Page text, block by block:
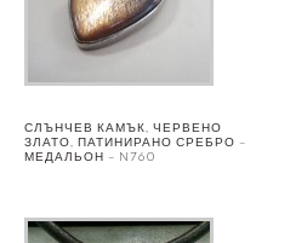
СЛЪНЧЕВ КАМЪК, ЧЕРВЕНО
ЗЛАТО, ПАТИНИРАНО СРЕБРО –
МЕДАЛЬОН – N760